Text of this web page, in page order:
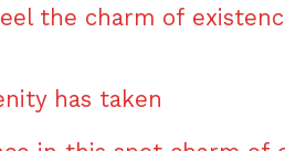
the charm of
has taken